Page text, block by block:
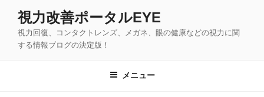
視力改善ポータルEYE
視力回復、コンタクトレンズ、メガネ、眼の健康などの視力に関
する情報ブログの決定版！
メニュー